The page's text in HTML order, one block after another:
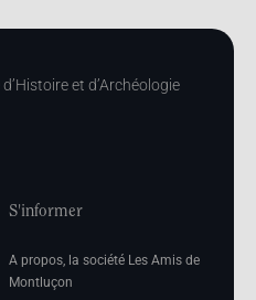
et d’Archéologie
S'informer
A propos, la société Les Amis de
Montluçon